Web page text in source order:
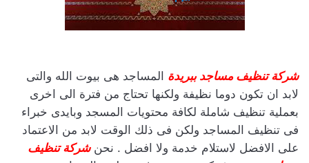
شركة تنظيف مساجد ببريدة المساجد هى بيوت الله والتى
لابد ان تكون دوما نظيفة ولكنها تحتاج من فترة الى اخرى
بعملية تنظيف شاملة لكافة محتويات المسجد وبايدى خبراء
فى تنظيف المساجد ولكن فى ذلك الوقت لابد من الاعتماد
على الافضل لاستلام خدمة ولا افضل . نحنشركة تنظيف